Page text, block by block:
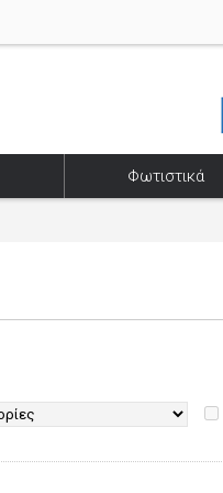
Φωτιστικά